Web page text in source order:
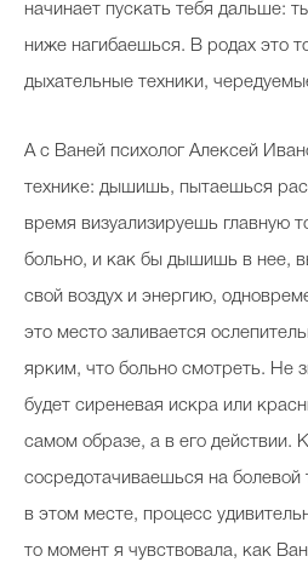
начинает пускать тебя дальше:
ниже нагибаешься. В родах это
дыхательные техники,
А с Ваней психолог Алексей
технике: дышишь, пытаешься
время визуализируешь главную
больно, и как бы дышишь в нее,
свой воздух и энергию,
это место заливается
ярким, что больно смотреть. Не
будет сиреневая искра или
самом образе, а в его действии.
сосредотачиваешься на
в этом месте, процесс
то момент я чувствовала, как